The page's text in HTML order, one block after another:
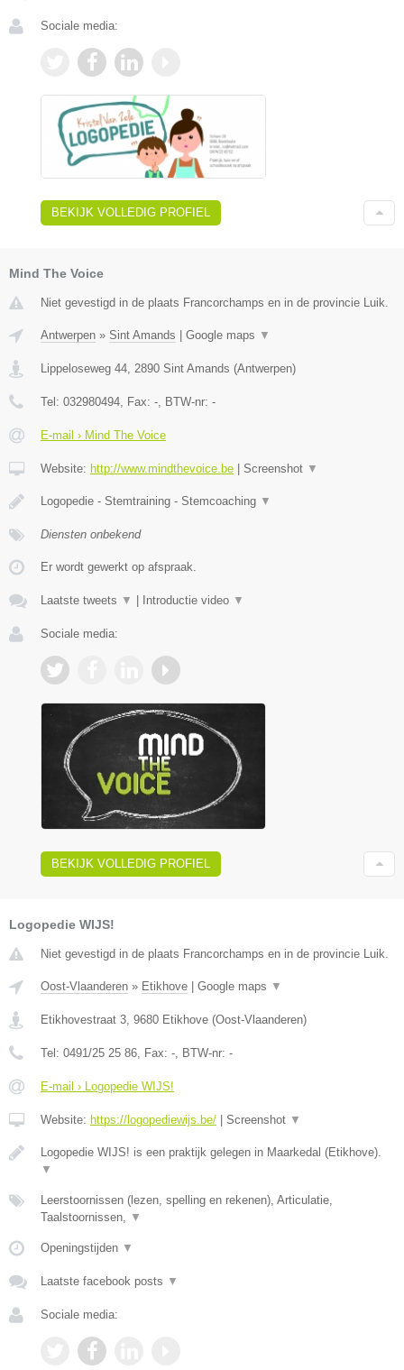
Sociale media:
BEKIJK VOLLEDIG PROFIEL
Mind The Voice
Niet gevestigd in de plaats Francorchamps en in de provincie Luik.
Antwerpen » Sint Amands Google maps ▼
Lippeloseweg 44, 2890 Sint Amands (Antwerpen)
Tel: 032980494, Fax: -, BTW-nr: -
E-mail › Mind The Voice
Website: http://www.mindthevoice.be Screenshot ▼
Logopedie - Stemtraining - Stemcoaching ▼
Diensten onbekend
Er wordt gewerkt op afspraak.
Laatste tweets ▼ Introductie video ▼
Sociale media:
BEKIJK VOLLEDIG PROFIEL
Logopedie WIJS!
Niet gevestigd in de plaats Francorchamps en in de provincie Luik.
Oost-Vlaanderen » Etikhove Google maps ▼
Etikhovestraat 3, 9680 Etikhove (Oost-Vlaanderen)
Tel: 0491/25 25 86, Fax: -, BTW-nr: -
E-mail › Logopedie WIJS!
Website: https://logopediewijs.be/ Screenshot ▼
Logopedie WIJS! is een praktijk gelegen in Maarkedal (Etikhove).
▼
Leerstoornissen (lezen, spelling en rekenen), Articulatie,
Taalstoornissen, ▼
Openingstijden ▼
Laatste facebook posts ▼
Sociale media: